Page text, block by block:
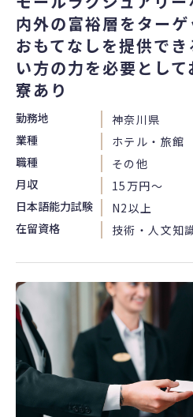
内外の富裕層をター
おもてなしを提供で
い方の力を必要とし
寮あり
勤務地
神奈川県
業種
ホテル・旅館
職種
その他
月収
15万円〜
日本語能力試験
N2以上
在留資格
技術・人文知